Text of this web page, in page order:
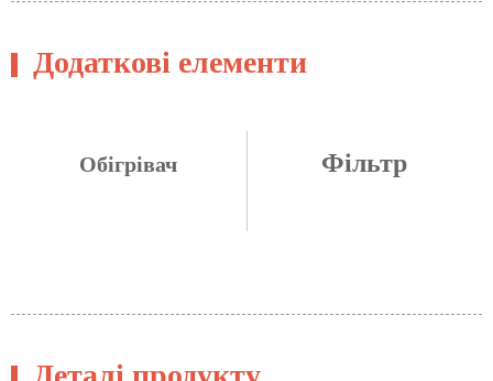
Додаткові елементи
Обігрівач Фільтр